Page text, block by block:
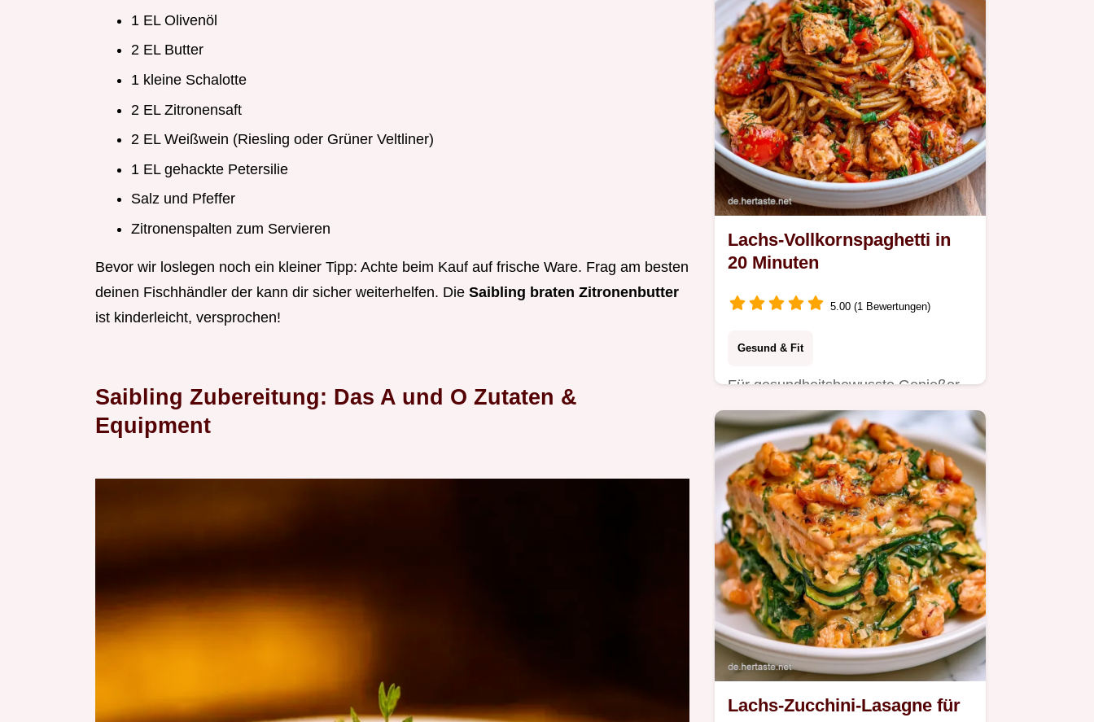
1 EL Olivenöl
2 EL Butter
1 kleine Schalotte
2 EL Zitronensaft
2 EL Weißwein (Riesling oder Grüner Veltliner)
1 EL gehackte Petersilie
Salz und Pfeffer
Zitronenspalten zum Servieren
Bevor wir loslegen noch ein kleiner Tipp: Achte beim Kauf auf frische Ware. Frag am besten
deinen Fischhändler der kann dir sicher weiterhelfen. Die Saibling braten Zitronenbutter
ist kinderleicht, versprochen!
Saibling Zubereitung: Das A und O Zutaten &
Equipment
Lachs-Vollkornspaghetti in
20 Minuten
5.00 (1 Bewertungen)
Gesund & Fit
Für gesundheitsbewusste Genießer
gibt es Lachs-Vollkornspaghetti.
Lachs-Zucchini-Lasagne für